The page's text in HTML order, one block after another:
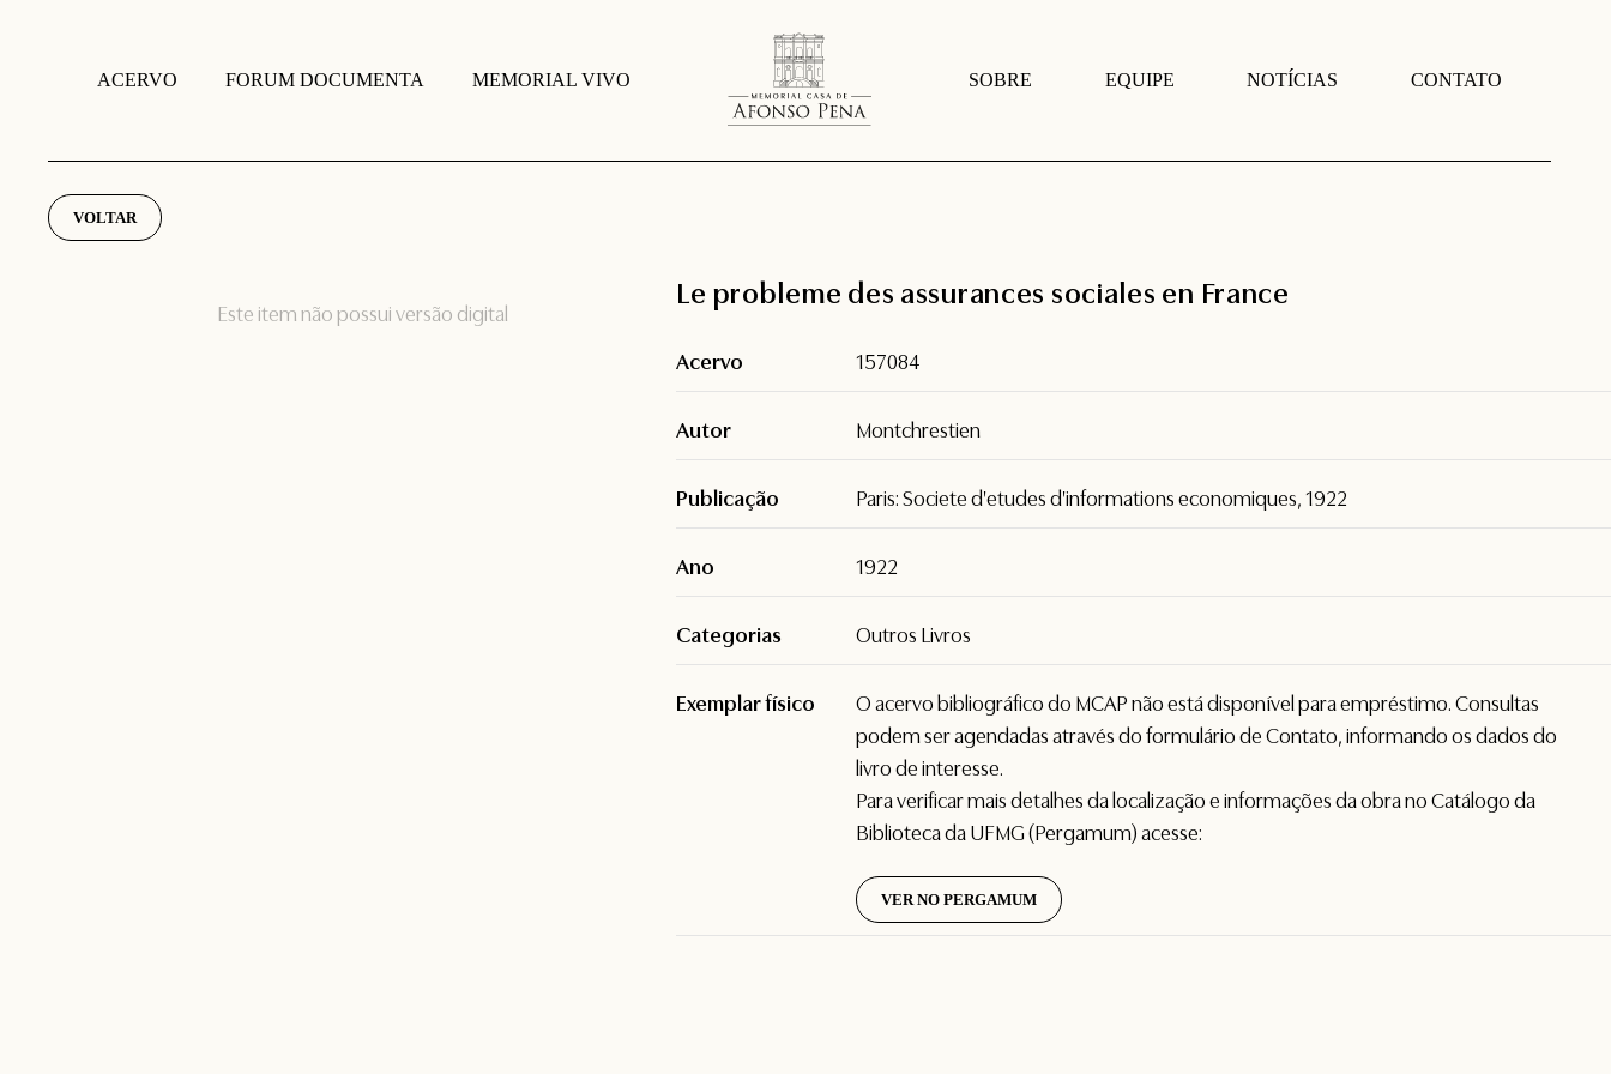
ACERVO FORUM DOCUMENTA MEMORIAL VIVO SOBRE EQUIPE NOTÍCIAS CONTATO
VOLTAR
Este item não possui versão digital
Le probleme des assurances sociales en France
Acervo 157084
Autor Montchrestien
Publicação Paris: Societe d'etudes d'informations economiques, 1922
Ano 1922
Categorias Outros Livros
Exemplar físico
O acervo bibliográfico do MCAP não está disponível para empréstimo. Consultas
podem ser agendadas através do formulário deContato, informando os dados do
livro de interesse.
Para verificar mais detalhes da localização e informações da obra no Catálogo da
Biblioteca da UFMG (Pergamum) acesse:
VER NO PERGAMUM